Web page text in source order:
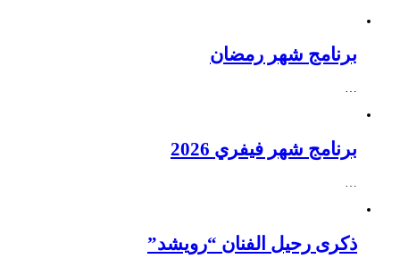
برنامج شهر رمضان
…
برنامج شهر فيفري 2026
…
ذكرى رحيل الفنان “رويشد”